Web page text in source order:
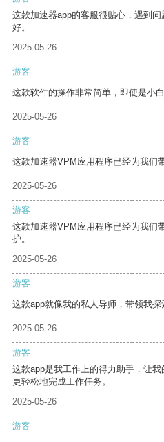
这款加速器app的客服很贴心，遇到
好。
2025-05-26
游客
这款软件的操作非常简单，即使是小白
2025-05-26
游客
这款加速器VPM应用程序已经为我们
2025-05-26
游客
这款加速器VPM应用程序已经为我们
护。
2025-05-26
游客
这款app就像我的私人导师，带领我探
2025-05-26
游客
这款app是我工作上的得力助手，让
更轻松地完成工作任务。
2025-05-26
游客